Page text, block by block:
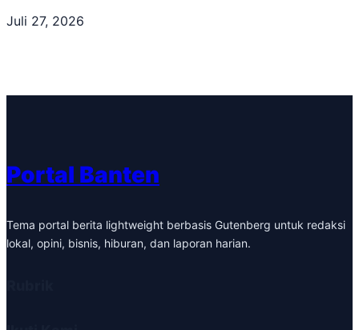
Juli 27, 2026
Portal Banten
Tema portal berita lightweight berbasis Gutenberg untuk redaksi
lokal, opini, bisnis, hiburan, dan laporan harian.